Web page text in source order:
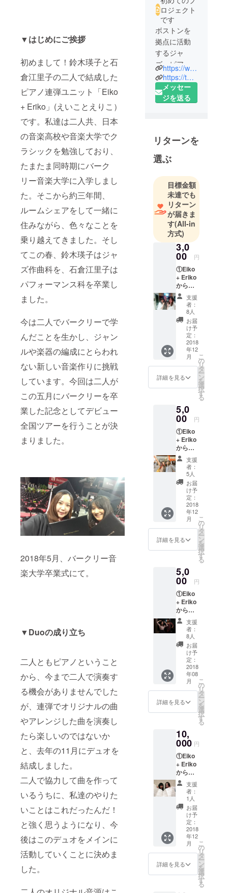
▼はじめにご挨拶
初めまして！鈴木瑛子と石
倉江里子の二人で結成した
ピアノ連弾ユニット「Eiko
+ Eriko」(えいことえりこ）
です。私達は二人共、日本
の音楽高校や音楽大学でク
ラシックを勉強しており、
たまたま同時期にバーク
リー音楽大学に入学しまし
た。そこから約三年間、
ルームシェアをして一緒に
住みながら、色々なことを
乗り越えてきました。そし
てこの春、鈴木瑛子はジャ
ズ作曲科を、石倉江里子は
パフォーマンス科を卒業し
ました。
今は二人でバークリーで学
んだことを生かし、ジャン
ルや楽器の編成にとらわれ
ない新しい音楽作りに挑戦
しています。今回は二人が
この五月にバークリーを卒
業した記念としてデビュー
全国ツアーを行うことが決
まりました。
2018年5月、バークリー音
楽大学卒業式にて。
▼Duoの成り立ち
二人ともピアノということ
から、今まで二人で演奏す
る機会がありませんでした
が、連弾でオリジナルの曲
やアレンジした曲を演奏し
たら楽しいのではないか
と、去年の11月にデュオを
結成しました。
二人で協力して曲を作って
いるうちに、私達のやりた
いことはこれだったんだ！
と強く思うようになり、今
後はこのデュオをメインに
活動していくことに決めま
した。
ロジェクト
です
ボストンを
拠点に活動
するジャ
ズ・ピア
ノ・デュ
オ。2017年
11月結成。
中。2018年9
月より、東
京・名古屋
を拠点に活
動をおこな
う予定。
鈴木瑛子
名古屋市出
身。3歳から
17歳までヤ
マハ音楽教
室に通いピ
アノとエレ
クトーンを
学ぶ。2012
年、武蔵野
音楽大学卒
業（ピアノ
科専攻）。
数年間ピア
ノ講師とし
2015年より
バークリー
音楽大学に
奨学金を得
て留学、
2018年ジャ
ズ作編曲専
Cum Laude)
2017年に
Barns and
2018年に
Toshiko
Akiyoshi賞受
賞。バーク
リーのトッ
プビッグバ
ンドConcert
Orchestraの
定期演奏会
に作品が選
ばれ演奏さ
れる。グラ
ミー受賞作
アシュナイ
ダーのワー
クショップ
に代表生徒
に選ばれ参
加する。
これまでに
ピアノを渡
邊規久雄、
白崎彩子、
作曲をAyn
Inserto、
https://www.eikoanderiko.com/
https://twitter.com/eikoanderiko
メッセー
ジを送る
リターンを
選ぶ
目標金額
未達でも
リターン
が届きま
す(All-in
方式)
3,0
00 円
①Eiko
+ Eriko
からの
サンク
スメー
ルをお
届けし
す！！
支援
者：
8人
お届
け予
定：
2018
年12
月
詳細を見る
こ
の
リ
タ
ー
ン
を
選
択
す
る
5,0
00 円
①Eiko
+ Eriko
からの
サンク
スムー
ビー
（未公
開映像
有り）
をお届
けしま
す！！
支援
者：
5人
お届
け予
定：
2018
年12
月
詳細を見る
こ
の
リ
タ
ー
ン
を
選
択
す
る
5,0
00 円
①Eiko
+ Eriko
からの
サンク
スメー
ル ②東
京・名
古屋・
浜松・
長崎、
お好き
な公演
のチ
ケット
をプレ
送させ
ていた
だきま
すので
住所の
入力、
またご
希望の
公演場
所を備
考欄に
ご記入
くださ
い。）
支援
者：
8人
お届
け予
定：
2018
年08
月
詳細を見る
こ
の
リ
タ
ー
ン
を
選
択
す
る
10,
000 円
①Eiko
+ Eriko
からの
サンク
スメー
ルをお
届け
②Spect
Polyhe
dralの
楽譜を
プレゼ
ント (ご
支援い
支援
者：
1人
お届
け予
定：
2018
年12
月
詳細を見る
こ
の
リ
タ
ー
ン
を
選
択
す
る